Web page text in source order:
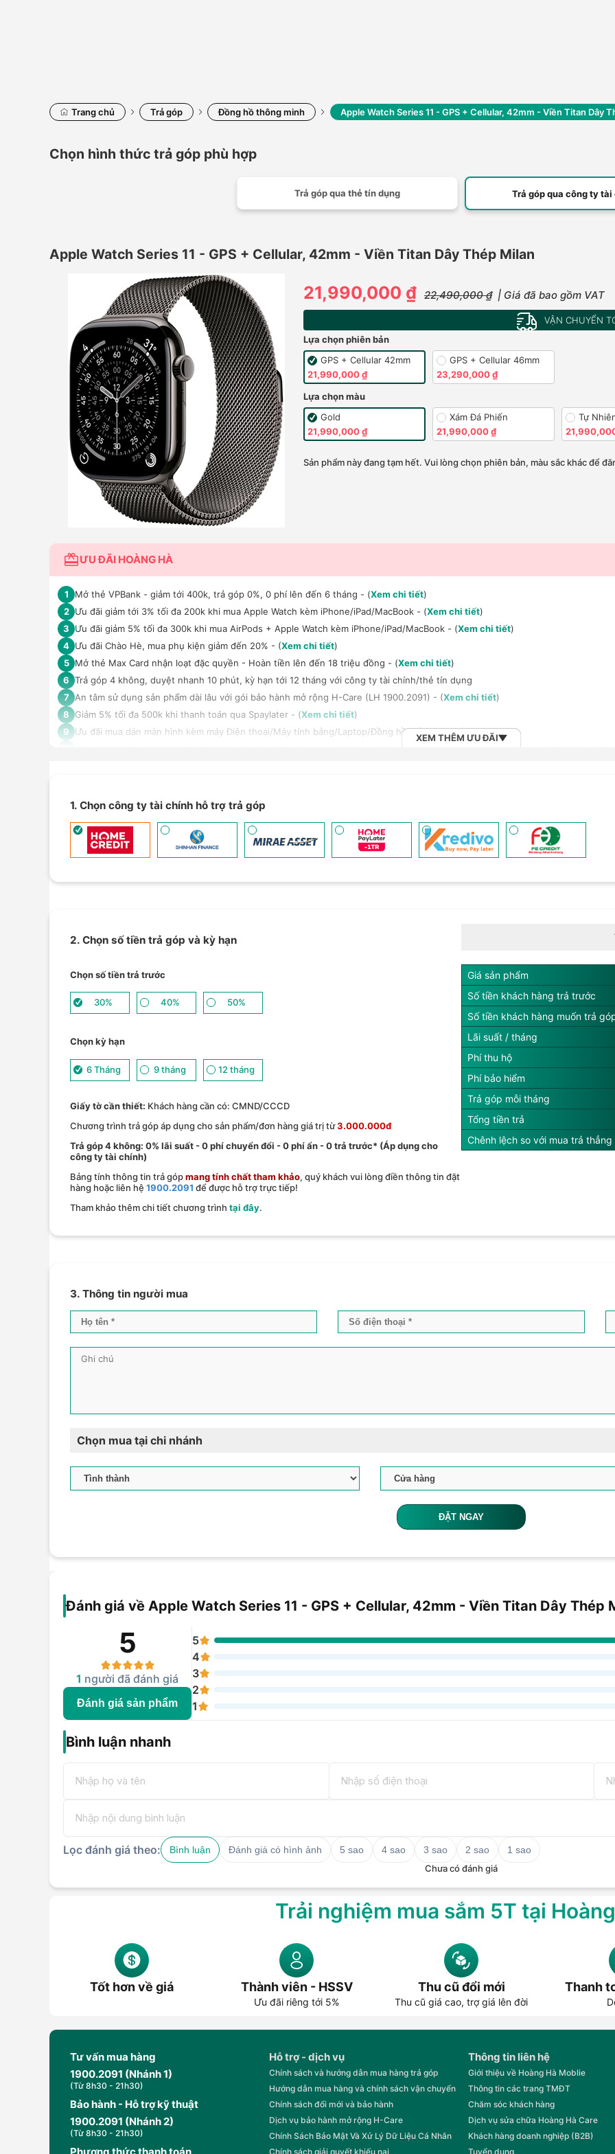
Trang chủ Trả góp Đồng hồ thông minh Apple Watch Series 11 - GPS + Cellular, 42mm - Viền Titan Dây
Chọn hình thức trả góp phù hợp
Trả góp qua thẻ tín dụng Trả góp qua công ty tài
Apple Watch Series 11 - GPS + Cellular, 42mm - Viền Titan Dây Thép Milan
21,990,000 ₫ 22,490,000 ₫ | Giá đã bao gồm VAT
VẬN CHUYỂN
Lựa chọn phiên bản
GPS + Cellular 42mm
21,990,000 ₫
GPS + Cellular 46mm
23,290,000 ₫
Lựa chọn màu
Gold
21,990,000 ₫
Xám Đá Phiến
21,990,000 ₫
Tự
Sản phẩm này đang tạm hết. Vui lòng chọn phiên bản, màu sắc khác để
ƯU ĐÃI HOÀNG HÀ
1 Mở thẻ VPBank - giảm tới 400k, trả góp 0%, 0 phí lên đến 6 tháng - (Xem chi tiết)
2 Ưu đãi giảm tới 3% tối đa 200k khi mua Apple Watch kèm iPhone/iPad/MacBook - (Xem chi tiết)
3
Ưu đãi giảm 5% tối đa 300k khi mua AirPods + Apple Watch kèm iPhone/iPad/MacBook - (Xem chi tiết)
4 Ưu đãi Chào Hè, mua phụ kiện giảm đến 20% - (Xem chi tiết)
5 Mở thẻ Max Card nhận loạt đặc quyền - Hoàn tiền lên đến 18 triệu đồng - (Xem chi tiết)
6 Trả góp 4 không, duyệt nhanh 10 phút, kỳ hạn tới 12 tháng với công ty tài chính/thẻ tín dụng
7 An tâm sử dụng sản phẩm dài lâu với gói bảo hành mở rộng H-Care (LH 1900.2091) - (Xem chi tiết)
8
Giảm 5% tối đa 500k khi thanh toán qua Spaylater - (Xem chi tiết)
9
Ưu đãi mua dán màn hình kèm máy Điện thoại/Máy tính bảng/Laptop/Đồng hồ giảm 10% - (Xem chi tiết)
13
Giảm ngay 50.000đ khi mua gói cước di động Mobifone, Vnsky lên tới 6GB data/ngày - Trải nghiệm 5G chỉ 99k/tháng - (
XEM THÊM ƯU ĐÃI
1. Chọn công ty tài chính hỗ trợ trả góp
2. Chọn số tiền trả góp và kỳ hạn
Chọn số tiền trả trước
30% 40% 50%
Chọn kỳ hạn
6 Tháng 9 tháng 12 tháng
Giấy tờ cần thiết: Khách hàng cần có: CMND/CCCD
Chương trình trả góp áp dụng cho sản phẩm/đơn hàng giá trị từ3.000.000đ
Trả góp 4 không: 0% lãi suất - 0 phí chuyển đổi - 0 phí ẩn - 0 trả trước* (Áp dụng cho
công ty tài chính)
Bảng tính thông tin trả gópmang tính chất tham khảo, quý khách vui lòng điền thông tin đặt
hàng hoặc liên hệ 1900.2091 để được hỗ trợ trực tiếp!
Tham khảo thêm chi tiết chương trình tại đây.
Giá sản phẩm
Số tiền khách hàng trả trước
Số tiền khách hàng muốn trả
Lãi suất / tháng
Phí thu hộ
Phí bảo hiểm
Trả góp mỗi tháng
Tổng tiền trả
Chênh lệch so với mua trả thẳng
3. Thông tin người mua
Chọn mua tại chi nhánh
ĐẶT NGAY
Đánh giá về Apple Watch Series 11 - GPS + Cellular, 42mm - Viền Titan Dây Thép
5
1 người đã đánh giá
Đánh giá sản phẩm
5
4
3
2
1
Bình luận nhanh
Lọc đánh giá theo: Bình luận Đánh giá có hình ảnh 5 sao 4 sao 3 sao 2 sao
1 sao
Chưa có đánh giá
Trải nghiệm mua sắm 5T tại
Tốt hơn về giá Thành viên - HSSV
Ưu đãi riêng tới 5%
Thu cũ đổi mới
Thu cũ giá cao, trợ giá lên đời
Thanh
Tư vấn mua hàng
1900.2091 (Nhánh 1)
(Từ 8h30 - 21h30)
Bảo hành - Hỗ trợ kỹ thuật
1900.2091 (Nhánh 2)
(Từ 8h30 - 21h30)
Hỗ trợ - dịch vụ
Chính sách và hướng dẫn mua hàng trả góp
Hướng dẫn mua hàng và chính sách vận chuyển
Chính sách đổi mới và bảo hành
Dịch vụ bảo hành mở rộng H-Care
Chính Sách Bảo Mật Và Xử Lý Dữ Liệu Cá Nhân
Chính sách giải quyết khiếu nại
Thông tin liên hệ
Giới thiệu về Hoàng Hà Moblie
Thông tin các trang TMĐT
Chăm sóc khách hàng
Dịch vụ sửa chữa Hoàng Hà Care
Khách hàng doanh nghiệp (B2B)
Tuyển dụng